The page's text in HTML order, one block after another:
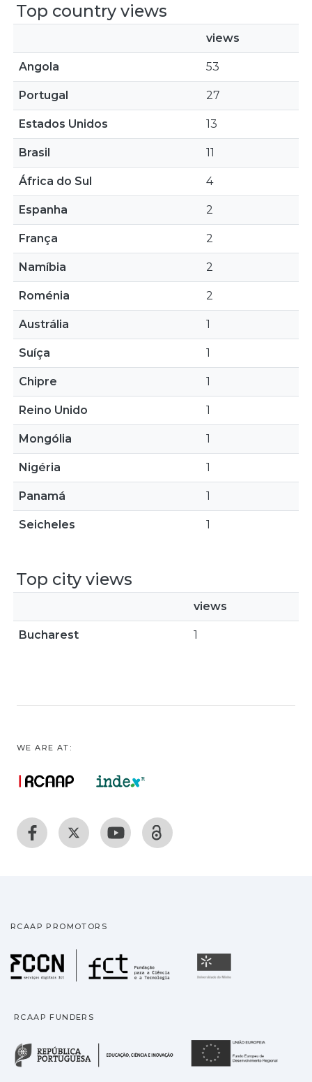
Top country views
views
Angola 53
Portugal 27
Estados Unidos 13
Brasil 11
África do Sul 4
Espanha 2
França 2
Namíbia 2
Roménia 2
Austrália 1
Suíça 1
Chipre 1
Reino Unido 1
Mongólia 1
Nigéria 1
Panamá 1
Seicheles 1
Top city views
views
Bucharest 1
WE ARE AT:
RCAAP PROMOTORS
Fundação para a
RCAAP FUNDERS
República Portuguesa